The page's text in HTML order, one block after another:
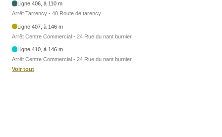
Ligne 406, à 110 m
Arrêt Tarrency - 40 Route de tarency
Ligne 407, à 146 m
Arrêt Centre Commercial - 24 Rue du nant burnier
Ligne 410, à 146 m
Arrêt Centre Commercial - 24 Rue du nant burnier
Voir tout